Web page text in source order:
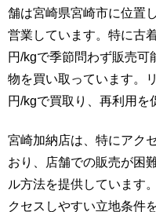
舗は宮崎県宮崎市に位置
営業しています。特に古
円/kgで季節問わず販売
物を買い取っています。
円/kgで買取り、再利用を
宮崎加納店は、特にアク
おり、店舗での販売が困
ル方法を提供しています
クセスしやすい立地条件